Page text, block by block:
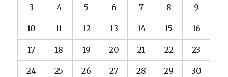
3 4 5 6 7 8 9
10 11 12 13 14 15 16
17 18 19 20 21 22 23
24 25 26 27 28 29 30